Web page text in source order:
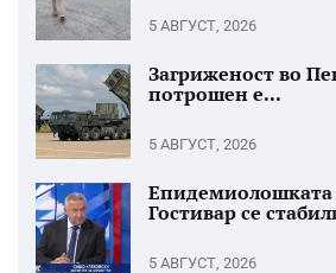
5 АВГУСТ, 2026
Загриженост во
потрошен е...
5 АВГУСТ, 2026
Епидемиолошката
Гостивар се
5 АВГУСТ, 2026